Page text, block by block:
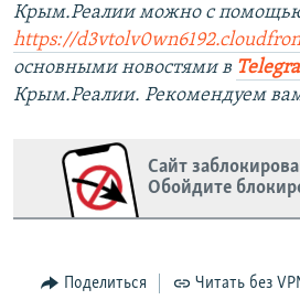
Крым.Реалии можно с
https://
основными новостями в
Крым.Реалии. Рекомендуем
Сайт
Обойдите
Поделиться Читать без